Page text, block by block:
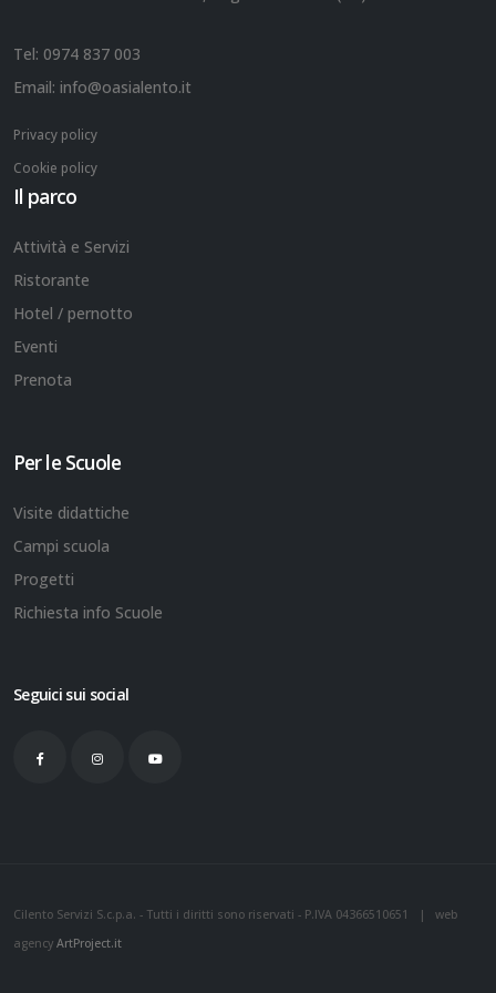
Tel: 0974 837 003
Email: info@oasialento.it
Privacy policy
Cookie policy
Il parco
Attività e Servizi
Ristorante
Hotel / pernotto
Eventi
Prenota
Per le Scuole
Visite didattiche
Campi scuola
Progetti
Richiesta info Scuole
Seguici sui social
Cilento Servizi S.c.p.a. - Tutti i diritti sono riservati - P.IVA 04366510651 | web
agency ArtProject.it